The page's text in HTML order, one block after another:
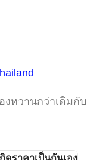
งหวานกว่าเดิมกับ
ดราคาเป็นกันเอง